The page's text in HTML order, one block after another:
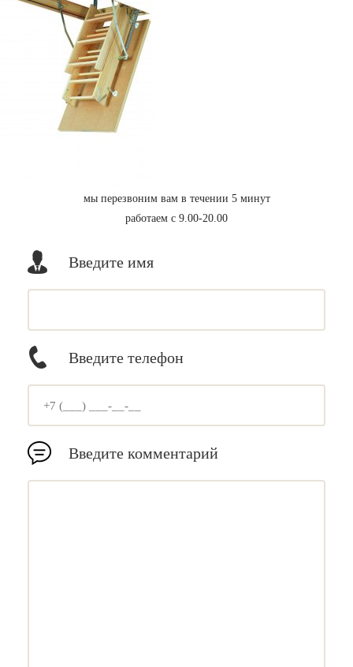
мы перезвоним вам в течении 5 минут
работаем с 9.00-20.00
Введите имя
Введите телефон
Введите комментарий